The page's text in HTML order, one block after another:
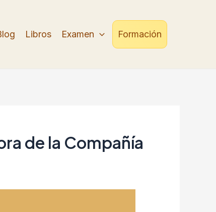
Libros Examen Formación
de la Compañía